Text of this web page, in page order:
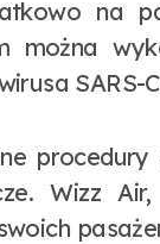
na
można
SARS-
Wizz Air,